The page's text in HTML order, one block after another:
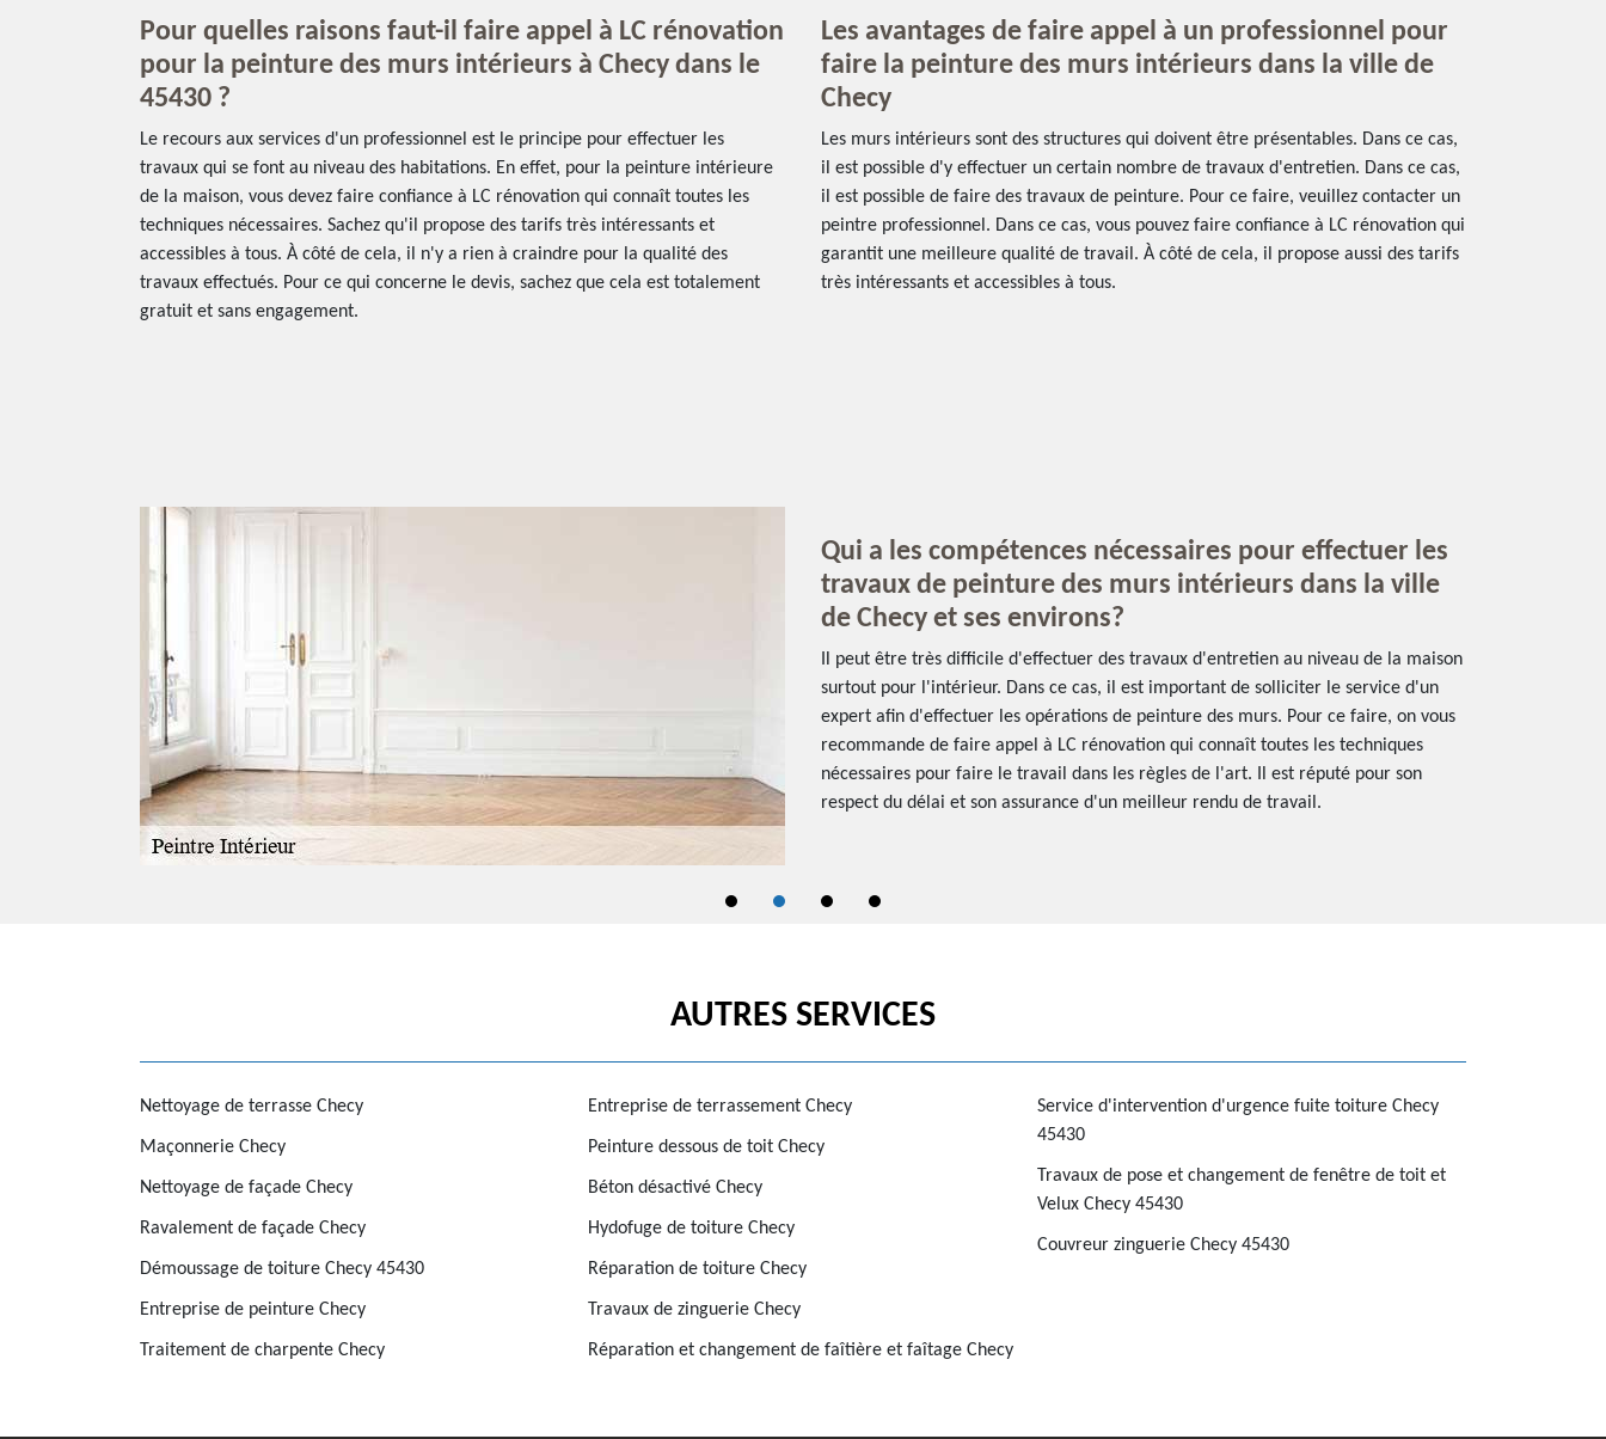
Pour quelles raisons faut-il faire appel à LC rénovation
pour la peinture des murs intérieurs à Checy dans le
45430 ?
Le recours aux services d'un professionnel est le principe pour effectuer les
travaux qui se font au niveau des habitations. En effet, pour la peinture intérieure
de la maison, vous devez faire confiance à LC rénovation qui connaît toutes les
techniques nécessaires. Sachez qu'il propose des tarifs très intéressants et
accessibles à tous. À côté de cela, il n'y a rien à craindre pour la qualité des
travaux effectués. Pour ce qui concerne le devis, sachez que cela est totalement
gratuit et sans engagement.
Les avantages de faire appel à un professionnel pour
faire la peinture des murs intérieurs dans la ville de
Checy
Les murs intérieurs sont des structures qui doivent être présentables. Dans ce cas,
il est possible d'y effectuer un certain nombre de travaux d'entretien. Dans ce cas,
il est possible de faire des travaux de peinture. Pour ce faire, veuillez contacter un
peintre professionnel. Dans ce cas, vous pouvez faire confiance à LC rénovation qui
garantit une meilleure qualité de travail. À côté de cela, il propose aussi des tarifs
très intéressants et accessibles à tous.
Qui a les compétences nécessaires pour effectuer les
travaux de peinture des murs intérieurs dans la ville
de Checy et ses environs?
Il peut être très difficile d'effectuer des travaux d'entretien au niveau de la maison
surtout pour l'intérieur. Dans ce cas, il est important de solliciter le service d'un
expert afin d'effectuer les opérations de peinture des murs. Pour ce faire, on vous
recommande de faire appel à LC rénovation qui connaît toutes les techniques
nécessaires pour faire le travail dans les règles de l'art. Il est réputé pour son
respect du délai et son assurance d'un meilleur rendu de travail.
AUTRES SERVICES
Nettoyage de terrasse Checy
Maçonnerie Checy
Nettoyage de façade Checy
Ravalement de façade Checy
Démoussage de toiture Checy 45430
Entreprise de peinture Checy
Traitement de charpente Checy
Entreprise de terrassement Checy
Peinture dessous de toit Checy
Béton désactivé Checy
Hydofuge de toiture Checy
Réparation de toiture Checy
Travaux de zinguerie Checy
Réparation et changement de faîtière et faîtage Checy
Service d'intervention d'urgence fuite toiture Checy
45430
Travaux de pose et changement de fenêtre de toit et
Velux Checy 45430
Couvreur zinguerie Checy 45430